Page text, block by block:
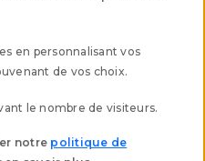
en personnalisant vos
de vos choix.
le nombre de visiteurs.
notre politique de